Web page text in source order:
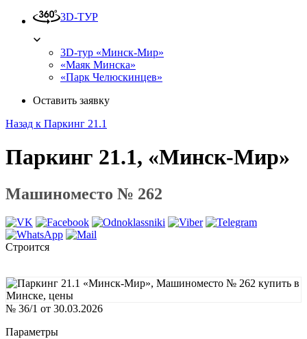
3D-ТУР
3D-тур «Минск-Мир»
«Маяк Минска»
«Парк Челюскинцев»
Оставить заявку
Назад к Паркинг 21.1
Паркинг 21.1, «Минск-Мир»
Машиноместо № 262
Строится
№ 36/1 от 30.03.2026
Параметры